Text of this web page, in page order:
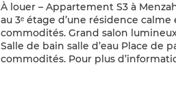
À louer – Appartement S3 à
au 3ᵉ étage d’une résidence
commodités. Grand salon
Salle de bain salle d’eau Place
commodités. Pour plus